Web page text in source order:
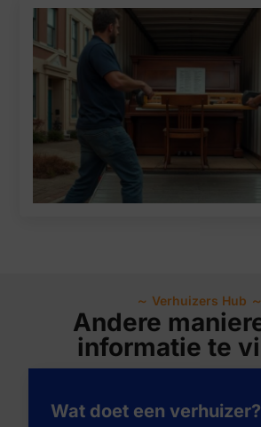
～ Verhuizers Hub ～
Andere
informatie te
Wat doet een verhuizer?